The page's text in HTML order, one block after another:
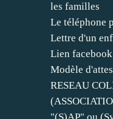
les familles
Le téléphone
Lettre d'un
Lien
Modèle
RESEAU